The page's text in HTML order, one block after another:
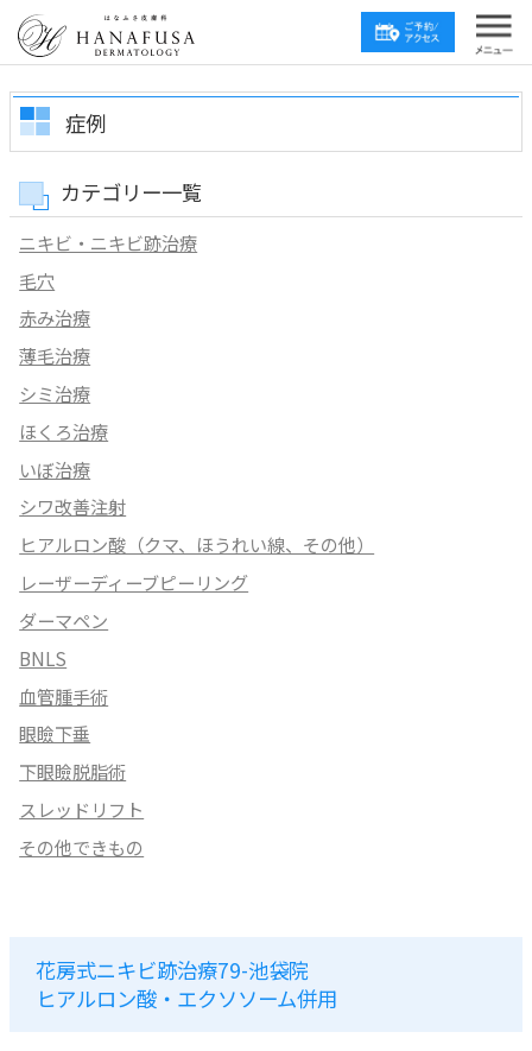
症例
カテゴリー一覧
ニキビ・ニキビ跡治療
毛穴
赤み治療
薄毛治療
シミ治療
ほくろ治療
いぼ治療
シワ改善注射
ヒアルロン酸（クマ、ほうれい線、その他）
レーザーディーブピーリング
ダーマペン
BNLS
血管腫手術
眼瞼下垂
下眼瞼脱脂術
スレッドリフト
その他できもの
花房式ニキビ跡治療79-池袋院
ヒアルロン酸・エクソソーム併用